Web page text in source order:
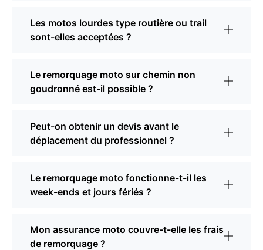
Les motos lourdes type routière ou trail
sont-elles acceptées ?
Le remorquage moto sur chemin non
goudronné est-il possible ?
Peut-on obtenir un devis avant le
déplacement du professionnel ?
Le remorquage moto fonctionne-t-il les
week-ends et jours fériés ?
Mon assurance moto couvre-t-elle les frais
de remorquage ?